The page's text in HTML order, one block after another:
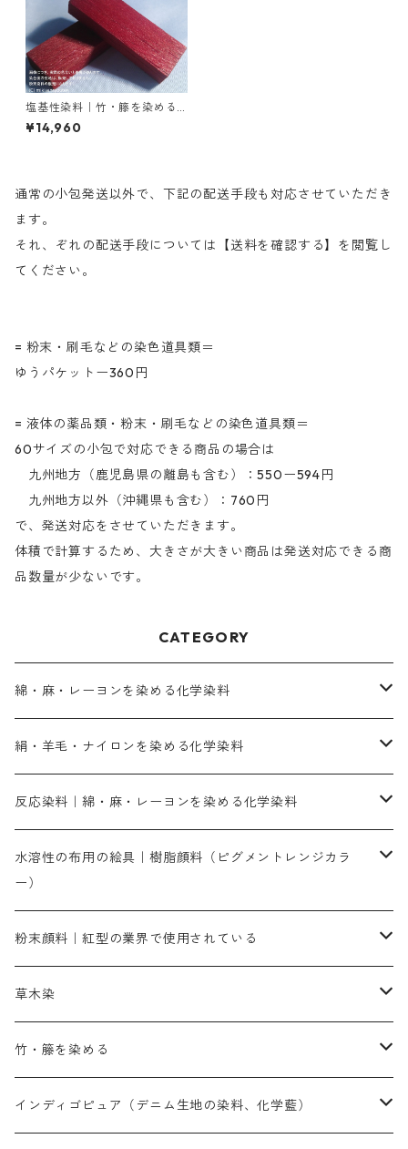
塩基性染料｜竹・籐を染める
｜1kg｜M.Bビスマークブロン
Ｂ（茶色）
¥14,960
通常の小包発送以外で、下記の配送手段も対応させていただき
ます。
それ、ぞれの配送手段については【送料を確認する】を閲覧し
てください。
= 粉末・刷毛などの染色道具類＝
ゆうパケットー360円
= 液体の薬品類・粉末・刷毛などの染色道具類＝
60サイズの小包で対応できる商品の場合は
九州地方（鹿児島県の離島も含む）：550ー594円
九州地方以外（沖縄県も含む）：760円
で、発送対応をさせていただきます。
体積で計算するため、大きさが大きい商品は発送対応できる商
品数量が少ないです。
CATEGORY
綿・麻・レーヨンを染める化学染料
直接染料－染色手順が簡単
人気のおすすめ直接染料
染色に必要な薬品類
橙色系
青色系
絹・羊毛・ナイロンを染める化学染料
お買い得品
染料一覧
人気のおすすめ染料
染色に必要な薬品類
補助薬品
反応染料｜綿・麻・レーヨンを染める化学染料
お勧めの3原色（赤・青・黄色）
お勧め｜スミフィックス～
3原色以外の色目
赤色
染色に必要な薬品
アルカリ剤
補助薬品
捺染に必要な材料
捺染糊
水溶性の布用の絵具｜樹脂顔料（ピグメントレンジカラ
ー）
ネオカラー（色）
内容量：100g
内容量：500g
バィンダー（定着剤）
増粘剤
黄色系
粉末顔料｜紅型の業界で使用されている
赤色系
本洋紅
代用朱黄色口
黄色系
ファストエロ―10GN（鮮やかな黄色）
青色系
草木染
植物染料
人気のおすすめ植物染料
濃染処理剤｜ソルバックスPS－900
竹・籐を染める
人気のおすすめ竹・藤を染める染料
インディゴピュア（デニム生地の染料、化学藍）